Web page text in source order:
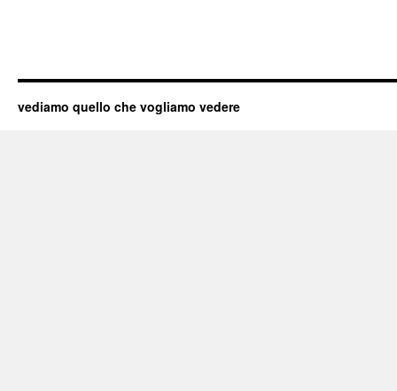
vediamo quello che vogliamo vedere